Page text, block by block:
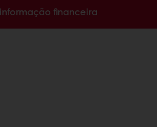
financeira